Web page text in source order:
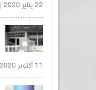
22 يناير 2020 |
11 أكتوبر 2020 |